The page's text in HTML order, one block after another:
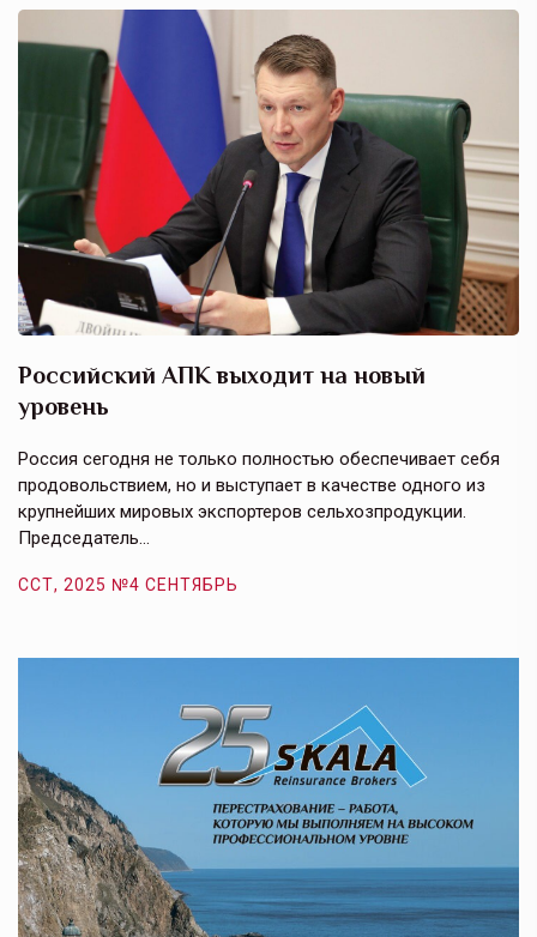
Российский АПК выходит на новый
уровень
Россия сегодня не только полностью обеспечивает себя
продовольствием, но и выступает в качестве одного из
крупнейших мировых экспортеров сельхозпродукции.
Председатель…
ССТ, 2025 №4 СЕНТЯБРЬ